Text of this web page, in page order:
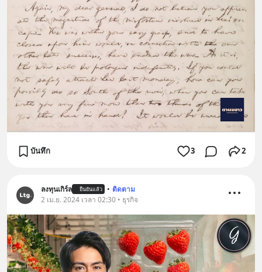
บันทึก 3 2
ลงทุนเกิร์ล ยืนยันแล้ว • ติดตาม
2 เม.ย. 2024 เวลา 02:30 • ธุรกิจ